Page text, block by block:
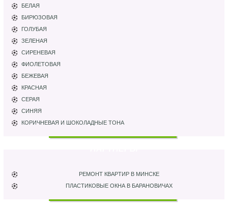
БЕЛАЯ
БИРЮЗОВАЯ
ГОЛУБАЯ
ЗЕЛЕНАЯ
СИРЕНЕВАЯ
ФИОЛЕТОВАЯ
БЕЖЕВАЯ
КРАСНАЯ
СЕРАЯ
СИНЯЯ
КОРИЧНЕВАЯ И ШОКОЛАДНЫЕ ТОНА
РЕМОНТ КВАРТИР В МИНСКЕ
ПЛАСТИКОВЫЕ ОКНА В БАРАНОВИЧАХ